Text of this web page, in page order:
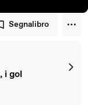
Segnalibro
i gol